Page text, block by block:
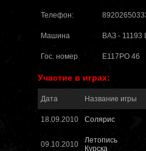
Телефон:
Машина ВАЗ - 11193
Гос. номер E117PO 46
Участие в играх:
Дата Название игры
18.09.2010 Солярис
09.10.2010
Летопись
Курска